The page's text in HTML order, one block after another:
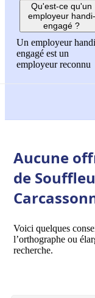
Qu'est-ce qu'un
employeur handi-
engagé ?
Un employeur
engagé est un
employeur reconnu
Aucune
de
Voici quelques
l’orthographe ou
recherche.